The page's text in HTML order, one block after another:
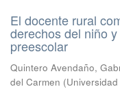
El docente rural
derechos del niño
preescolar
Quintero Avendaño,
del Carmen (